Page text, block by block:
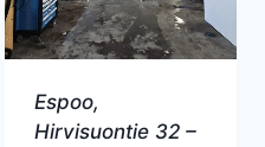
Espoo,
Hirvisuontie 32 –